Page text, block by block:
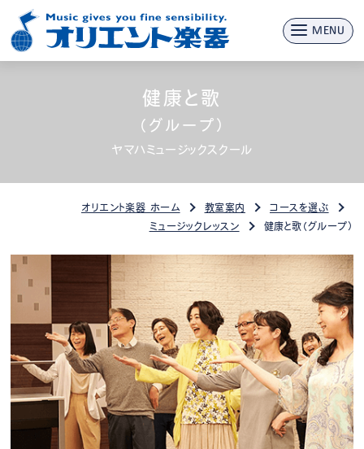
MENU
健康と歌
（グループ）
ヤマハミュージックスクール
オリエント楽器 ホーム 教室案内
コースを選ぶ
ミュージックレッスン
健康と歌（グループ）